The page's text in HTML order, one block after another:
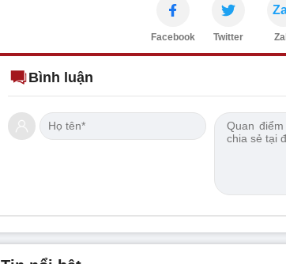
Facebook Twitter
Bình luận